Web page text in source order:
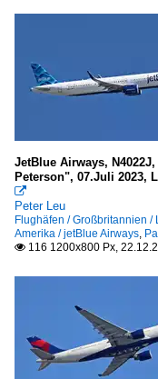
JetBlue Airways,
Peterson", 07.Juli 2023,

Peter Leu
Flughäfen / Großbritannien
Amerika / jetBlue Airways,
 116 1200x800 Px,